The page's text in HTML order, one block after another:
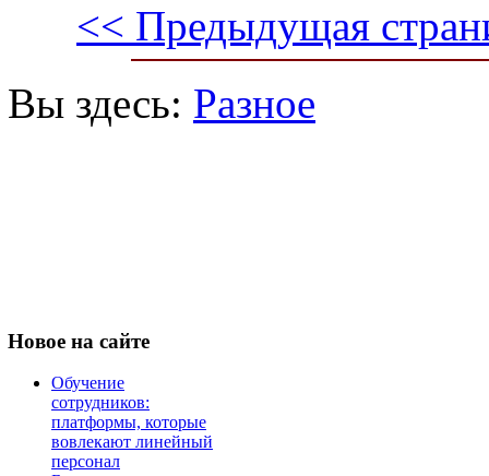
<< Предыдущая
Вы здесь: Разное
Новое на сайте
Обучение
сотрудников:
платформы, которые
вовлекают линейный
персонал